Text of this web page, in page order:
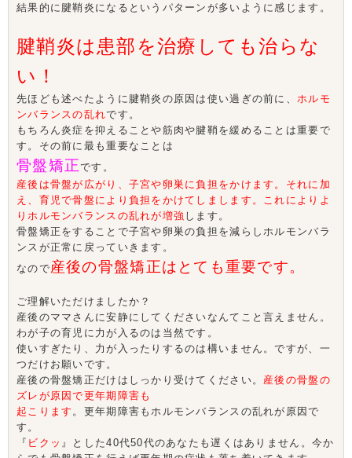
結果的に腱鞘炎になるというパターンが多いように感じます。
腱鞘炎は患部を治療しても治らな
い！
先ほども述べたように腱鞘炎の原因は使い過ぎの前に、 ホルモ
ンバランスの乱れです。
もちろん炎症を抑えることや筋肉や腱鞘を緩めることは重要で
す。その前に最も重要なことは
骨盤矯正です。
産後は骨盤が広がり、子宮や卵巣に負担をかけます。それに加
え、育児で骨盤により負担をかけてしまします。これによりよ
りホルモンバランスの乱れが増強 します。
骨盤矯正をすることで子宮や卵巣の負担を減らしホルモンバラ
ンスが正常に戻っていきます。
なので 産後の骨盤矯正はとても重要です。
ご理解いただけましたか？
産後のママさんに安静にしてくださいなんてこと言えません。
わが子の育児に力が入るのは当然です。
使いすぎたり、力が入ったりするのは構いません。ですが、一
つだけお願いです。
産後の骨盤矯正だけはしっかり受けてください。 産後の骨盤の
ズレが原因で更年期障害も
起こります 。更年期障害もホルモンバランスの乱れが原因で
す。
『 ビクッ 』とした40代50代のあなたも遅くはありません。今か